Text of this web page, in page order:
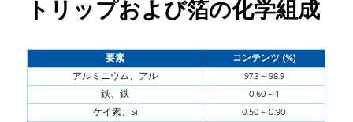
トリップおよび箔の化学組成
要素
コンテンツ (%)
アルミニウム、アル
97.3～98.9
鉄、鉄
0.60～1
ケイ素、Si
0.50～0.90